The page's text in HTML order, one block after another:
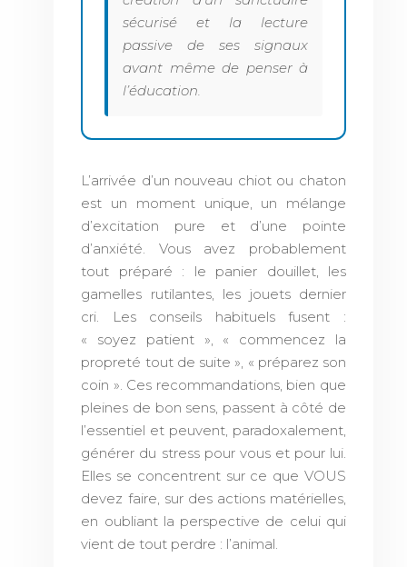
sécurisé et la lecture
passive de ses signaux
avant même de penser à
l’éducation.
L’arrivée d’un nouveau chiot ou chaton
est un moment unique, un mélange
d’excitation pure et d’une pointe
d’anxiété. Vous avez probablement
tout préparé : le panier douillet, les
gamelles rutilantes, les jouets dernier
cri. Les conseils habituels fusent :
« soyez patient », « commencez la
propreté tout de suite », « préparez son
coin ». Ces recommandations, bien que
pleines de bon sens, passent à côté de
l’essentiel et peuvent, paradoxalement,
générer du stress pour vous et pour lui.
Elles se concentrent sur ce que VOUS
devez faire, sur des actions matérielles,
en oubliant la perspective de celui qui
vient de tout perdre : l’animal.